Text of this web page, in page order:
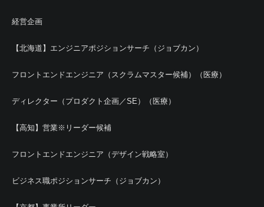
経営企画
【北海道】エンジニアポジションサーチ（ジョブカン）
フロントエンドエンジニア（スクラムマスター候補）（医療）
ディレクター（プロダクト企画／SE）（医療）
【高知】営業※リーダー候補
フロントエンドエンジニア（デザイン戦略室）
ビジネス職ポジションサーチ（ジョブカン）